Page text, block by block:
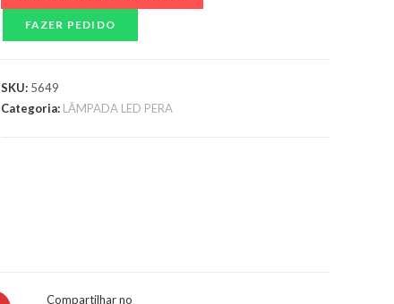
FAZER PEDIDO
SKU: 5649
Categoria: LÂMPADA LED PERA
Compartilhar no